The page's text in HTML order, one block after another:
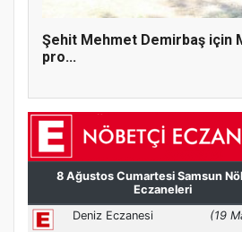
Şehit Mehmet Demirbaş için
pro...